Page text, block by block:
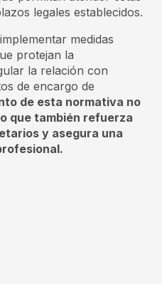
legales establecidos.
medidas
protejan la
la relación con
de encargo de
de esta normativa no
que también refuerza
y asegura una